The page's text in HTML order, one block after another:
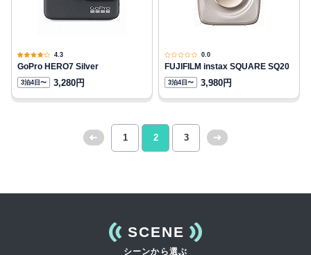
4.3
GoPro HERO7 Silver
3泊4日〜 3,280円
0.0
FUJIFILM instax SQUARE SQ20
3泊4日〜 3,980円
1 2 3
SCENE
シーンから選ぶ